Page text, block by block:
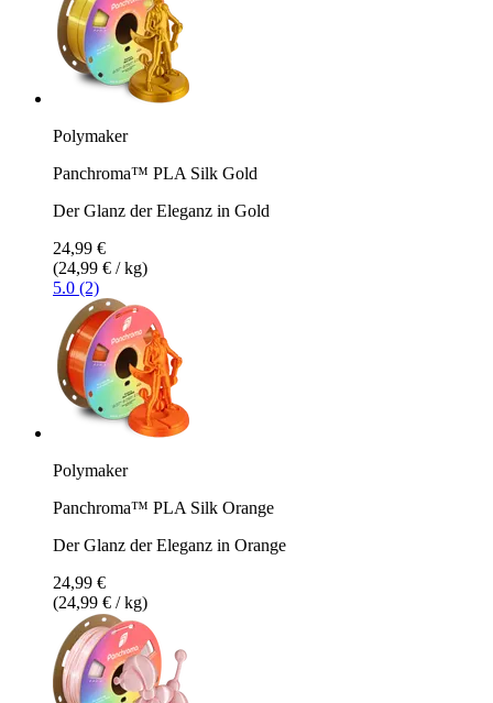
Polymaker
Panchroma™ PLA Silk Gold
Der Glanz der Eleganz in Gold
24,99 €
(24,99 € / kg)
5.0 (2)
Polymaker
Panchroma™ PLA Silk Orange
Der Glanz der Eleganz in Orange
24,99 €
(24,99 € / kg)